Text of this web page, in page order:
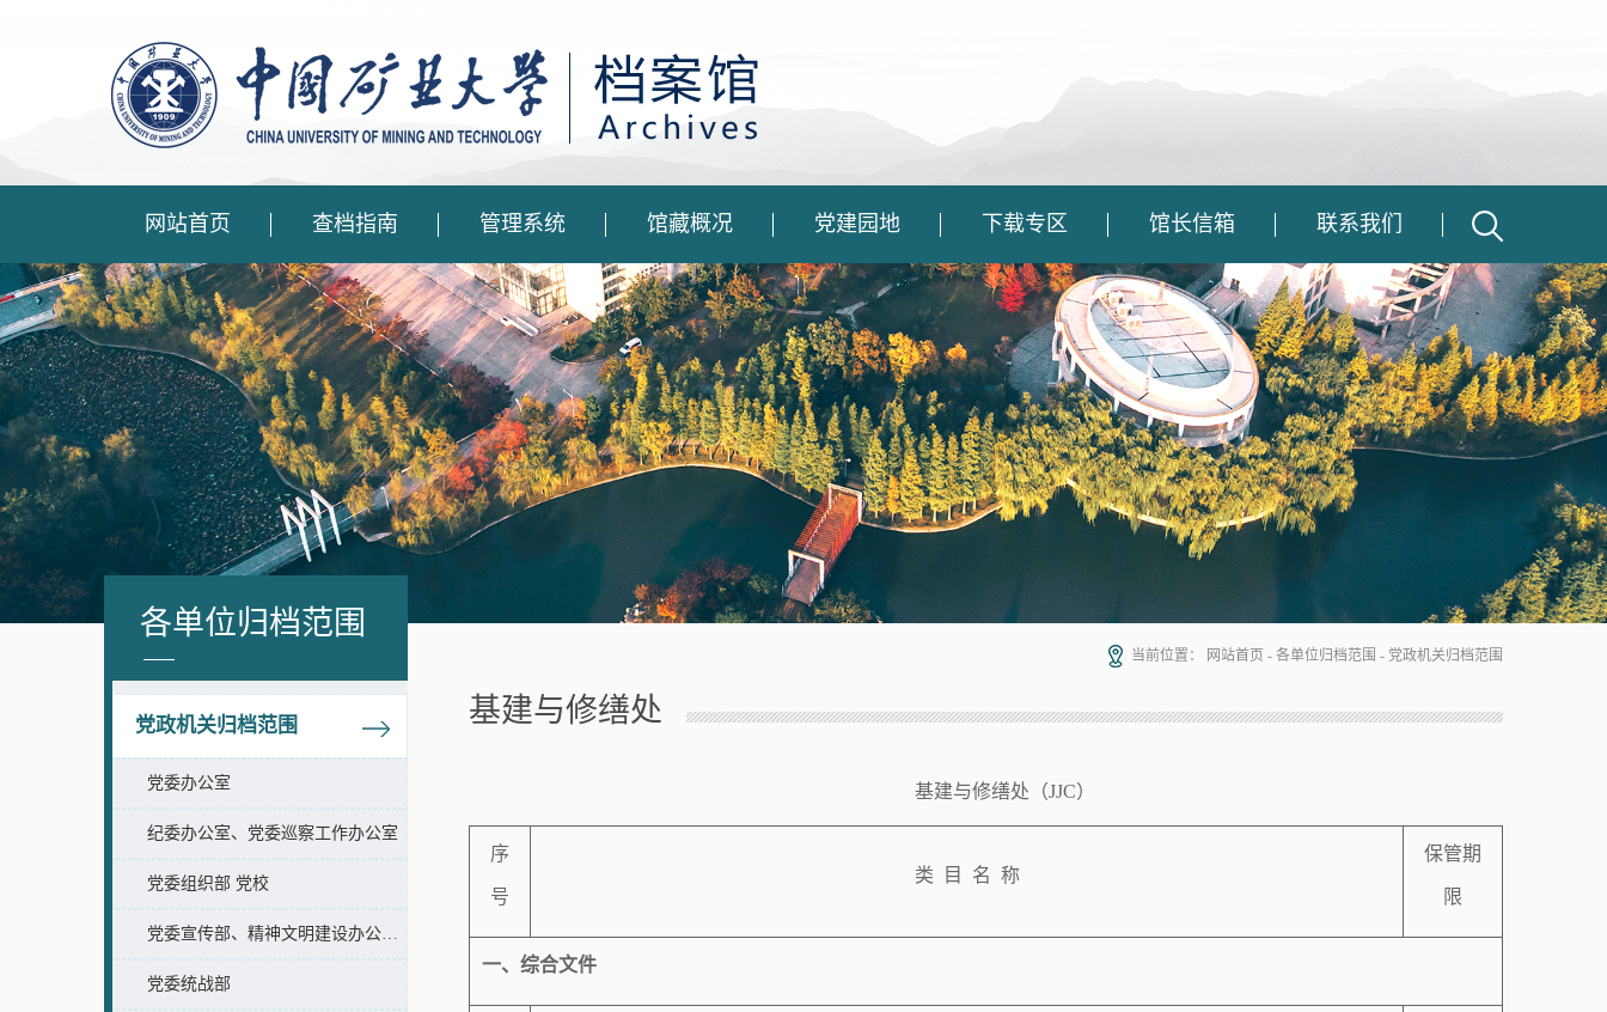
网站首页 查档指南 管理系统 馆藏概况 党建园地 下载专区 馆长信箱 联系我们
各单位归档范围
党政机关归档范围
党委办公室
纪委办公室、党委巡察工作办公室
党委组织部 党校
党委宣传部、精神文明建设办公室、新闻中心
党委统战部
当前位置： 网站首页 - 各单位归档范围 - 党政机关归档范围
基建与修缮处
基建与修缮处（JJC）
序
号
类 目 名 称
保管期
限
一、综合文件